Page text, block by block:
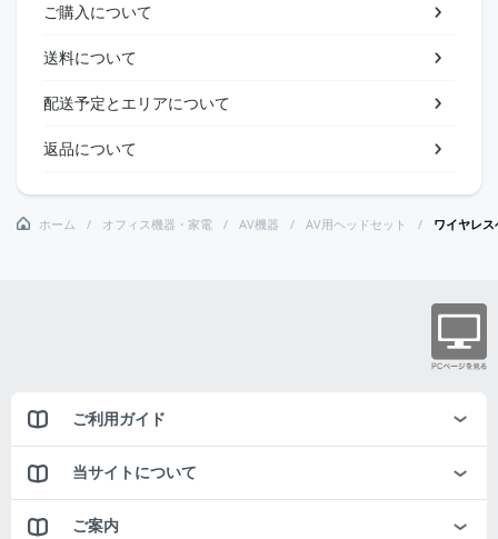
ご購入について
送料について
配送予定とエリアについて
返品について
ホーム オフィス機器・家電 AV機器 AV用ヘッドセット ワイヤレ
ご利用ガイド
当サイトについて
ご案内